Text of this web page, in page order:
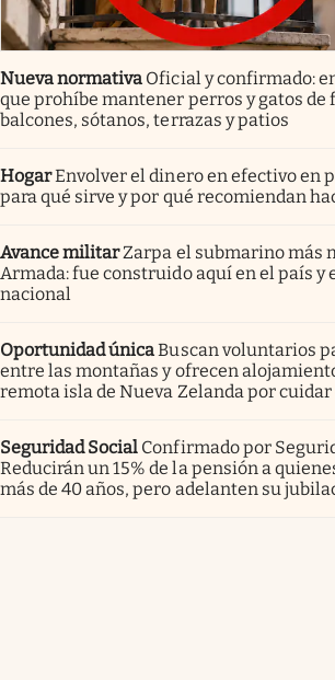
Nueva normativa Oficial y confirmado:
que prohíbe mantener perros y gatos de
balcones, sótanos, terrazas y patios
HogarEnvolver el dinero en efectivo en
para qué sirve y por qué recomiendan
Avance militarZarpa el submarino más
Armada: fue construido aquí en el país y
nacional
Oportunidad únicaBuscan voluntarios
entre las montañas y ofrecen
remota isla de Nueva Zelanda por cuidar
Seguridad Social Confirmado por
Reducirán un 15% de la pensión a
más de 40 años, pero adelanten su